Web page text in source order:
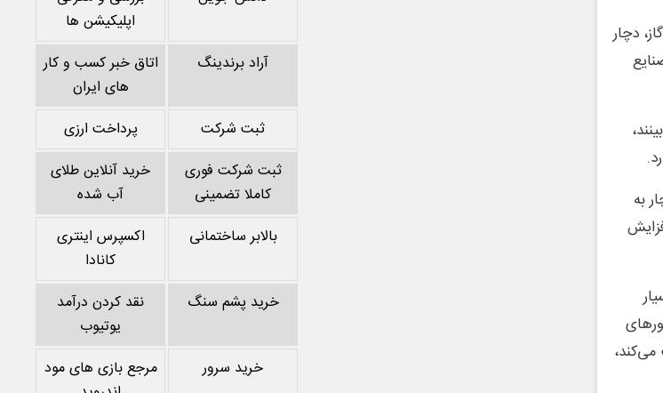
دچار
به
می‌کند،
اپلیکیشن ها
آراد برندینگ
اتاق خبر کسب و کار
های ایران
ثبت شرکت
پرداخت ارزی
ثبت شرکت فوری
کاملا تضمینی
خرید آنلاین طلای
آب شده
بالابر ساختمانی
اکسپرس اینتری
کانادا
خرید پشم سنگ
نقد کردن درآمد
یوتیوب
خرید سرور
مرجع بازی های مود